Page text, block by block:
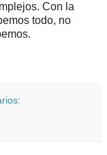
Con la
todo, no